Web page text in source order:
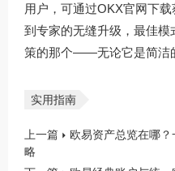
用户，可通过OKX官网下载
到专家的无缝升级，最佳
策的那个——无论它是简洁
实用指南
上一篇
欧易资产总览在哪
略